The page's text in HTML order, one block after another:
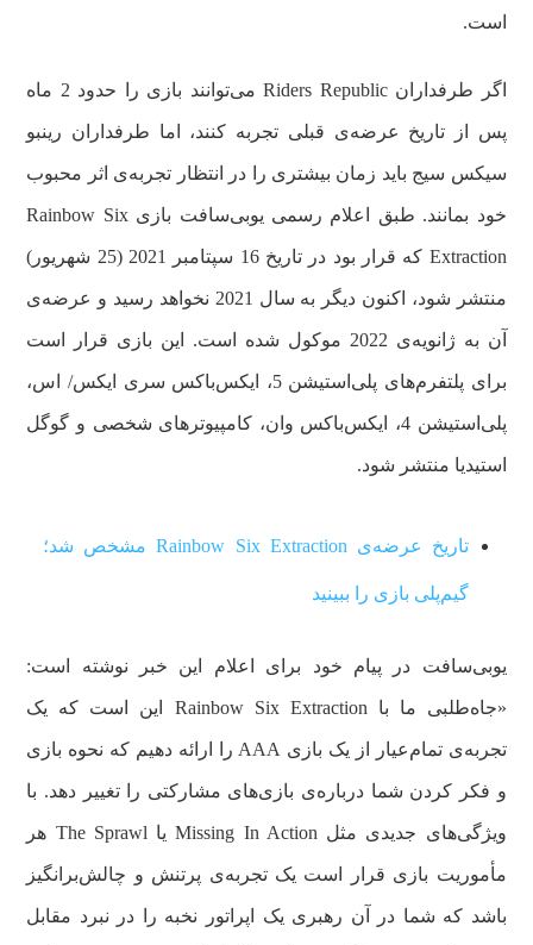
است.
اگر طرفداران Riders Republic می‌توانند بازی را حدود 2 ماه
پس از تاریخ عرضه‌ی قبلی تجربه کنند، اما طرفداران رینبو
سیکس سیج باید زمان بیشتری را در انتظار تجربه‌ی اثر محبوب
خود بمانند. طبق اعلام رسمی یوبی‌سافت بازی Rainbow Six
Extraction که قرار بود در تاریخ 16 سپتامبر 2021 (25 شهریور)
منتشر شود، اکنون دیگر به سال 2021 نخواهد رسید و عرضه‌ی
آن به ژانویه‌ی 2022 موکول شده است. این بازی قرار است
برای پلتفرم‌های پلی‌استیشن 5، ایکس‌باکس سری ایکس/ اس،
پلی‌استیشن 4، ایکس‌باکس وان، کامپیوترهای شخصی و گوگل
استیدیا منتشر شود.
تاریخ عرضه‌ی Rainbow Six Extraction مشخص شد؛
گیم‌پلی بازی را ببینید
یوبی‌سافت در پیام خود برای اعلام این خبر نوشته است:
«جاه‌طلبی ما با Rainbow Six Extraction این است که یک
تجربه‌ی تمام‌عیار از یک بازی AAA را ارائه دهیم که نحوه بازی
و فکر کردن شما درباره‌ی بازی‌های مشارکتی را تغییر دهد. با
ویژگی‌های جدیدی مثل Missing In Action یا The Sprawl هر
مأموریت بازی قرار است یک تجربه‌ی پرتنش و چالش‌برانگیز
باشد که شما در آن رهبری یک اپراتور نخبه را در نبرد مقابل